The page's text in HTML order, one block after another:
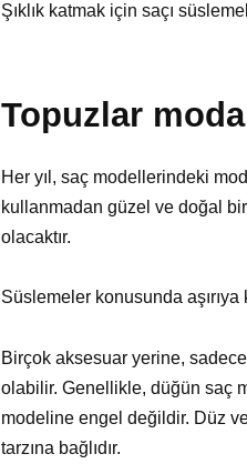
Şıklık katmak için saçı
Topuzlar
Her yıl, saç modellerindeki
kullanmadan güzel ve doğal
olacaktır.
Süslemeler konusunda
Birçok aksesuar yerine,
olabilir. Genellikle, düğün saç
modeline engel değildir. Düz
tarzına bağlıdır.